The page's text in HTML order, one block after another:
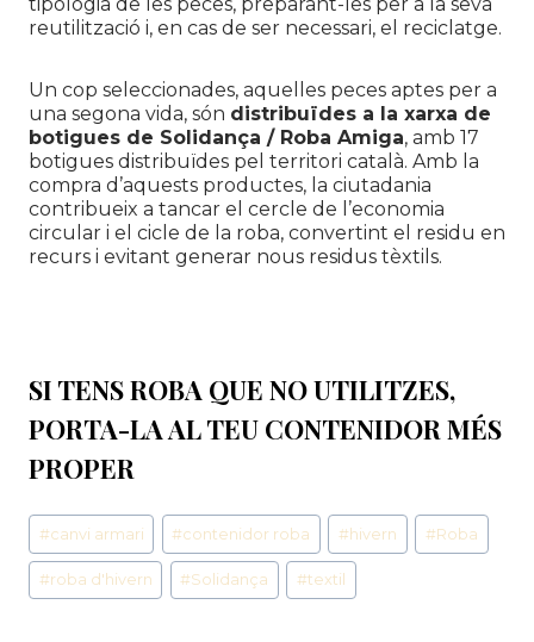
reutilització i, en cas de ser necessari, el reciclatge.
Un cop seleccionades, aquelles peces aptes per a
una segona vida, són distribuïdes a la xarxa de
botigues de Solidança / Roba Amiga, amb 17
botigues distribuïdes pel territori català. Amb la
compra d’aquests productes, la ciutadania
contribueix a tancar el cercle de l’economia
circular i el cicle de la roba, convertint el residu en
recurs i evitant generar nous residus tèxtils.
SI TENS ROBA QUE NO UTILITZES,
PORTA-LAAL TEU CONTENIDOR MÉS
PROPER
Etiquetes
d'entrada
#canvi armari #contenidor roba #hivern #Roba
#roba d'hivern #Solidança #textil